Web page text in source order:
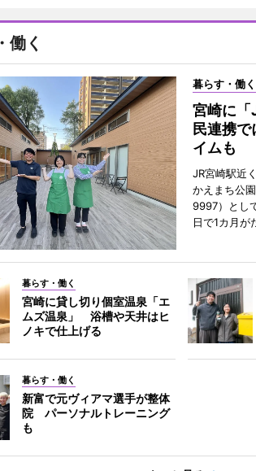
働く
暮らす・働く
宮崎に
民連携
イムも
JR宮崎駅近
かえまち公
9997）とし
日で1カ月が
暮らす・働く
宮崎に貸し切り個室温泉「エ
ムズ温泉」 浴槽や天井はヒ
ノキで仕上げる
暮らす・働く
新富で元ヴィアマ選手が整体
院 パーソナルトレーニング
も